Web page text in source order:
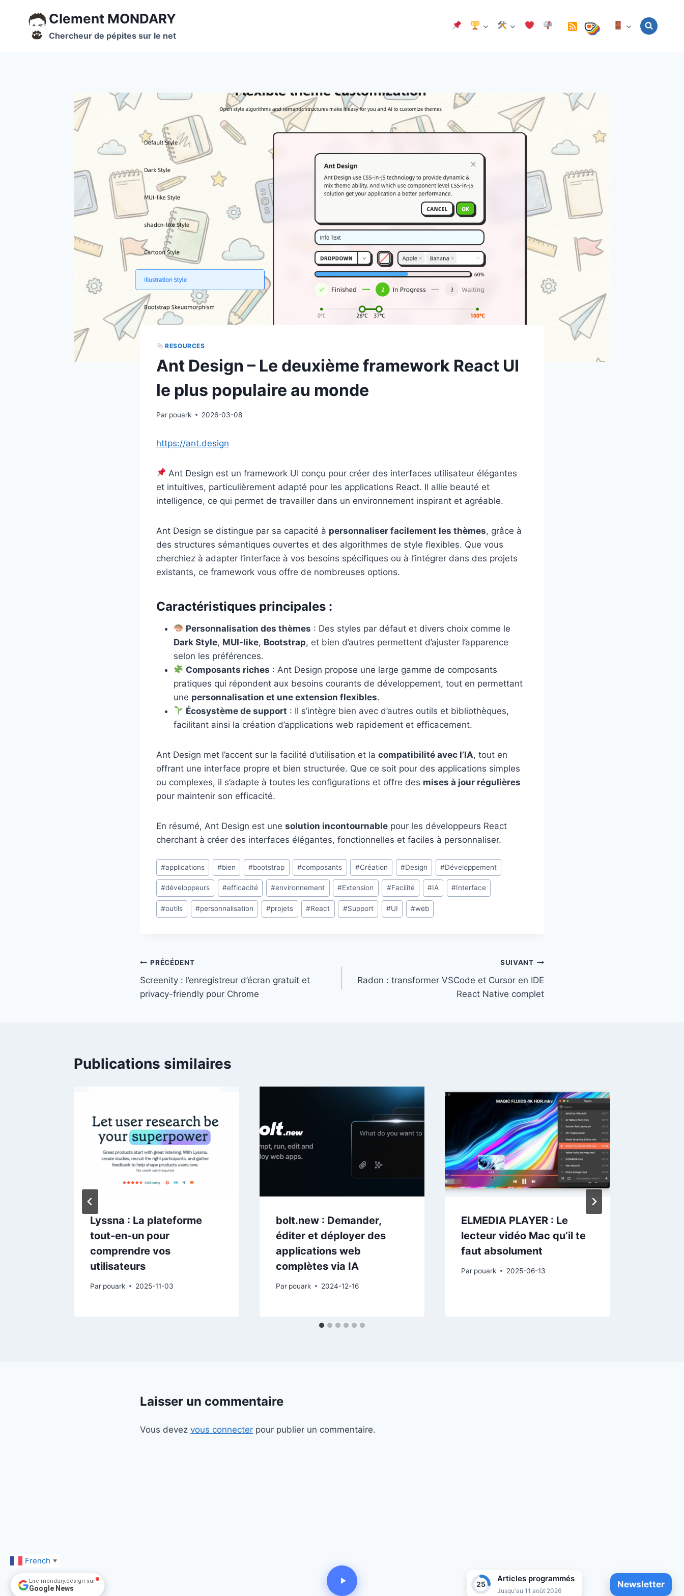
contenu
Clement MONDARY
Chercheur de pépites sur le net
RESOURCES
Ant Design – Le deuxième framework React UI
le plus populaire au monde
Par pouark 2026-03-08
https://ant.design
Ant Design est un framework UI conçu pour créer des interfaces utilisateur élégantes
et intuitives, particulièrement adapté pour les applications React. Il allie beauté et
intelligence, ce qui permet de travailler dans un environnement inspirant et agréable.
Ant Design se distingue par sa capacité à personnaliser facilement les thèmes, grâce à
des structures sémantiques ouvertes et des algorithmes de style flexibles. Que vous
cherchiez à adapter l’interface à vos besoins spécifiques ou à l’intégrer dans des projets
existants, ce framework vous offre de nombreuses options.
Caractéristiques principales :
Personnalisation des thèmes : Des styles par défaut et divers choix comme le
Dark Style, MUI-like, Bootstrap, et bien d’autres permettent d’ajuster l’apparence
selon les préférences.
Composants riches : Ant Design propose une large gamme de composants
pratiques qui répondent aux besoins courants de développement, tout en permettant
une personnalisation et une extension flexibles.
Écosystème de support : Il s’intègre bien avec d’autres outils et bibliothèques,
facilitant ainsi la création d’applications web rapidement et efficacement.
Ant Design met l’accent sur la facilité d’utilisation et la compatibilité avec l’IA, tout en
offrant une interface propre et bien structurée. Que ce soit pour des applications simples
ou complexes, il s’adapte à toutes les configurations et offre des mises à jour régulières
pour maintenir son efficacité.
En résumé, Ant Design est une solution incontournable pour les développeurs React
cherchant à créer des interfaces élégantes, fonctionnelles et faciles à personnaliser.
Étiquettes
de
la
publication :
#applications #bien #bootstrap #composants #Création #Design #Développement
#développeurs #efficacité #environnement #Extension #Facilité #IA #Interface
#outils #personnalisation #projets #React #Support #UI #web
Navigation
de
PRÉCÉDENT
Screenity : l’enregistreur d’écran gratuit et
privacy-friendly pour Chrome
SUIVANT
Radon : transformer VSCode et Cursor en IDE
React Native complet
Publications similaires
Lyssna : La plateforme
tout-en-un pour
comprendre vos
utilisateurs
Par pouark 2025-11-03
bolt.new : Demander,
éditer et déployer des
applications web
complètes via IA
Par pouark 2024-12-16
ELMEDIA PLAYER : Le
lecteur vidéo Mac qu’il te
faut absolument
Par pouark 2025-06-13
Laisser un commentaire
Vous devez vous connecter pour publier un commentaire.
Newsletter
French ▼
25
Articles programmés
Jusqu'au 11 août 2026
Lire mondary.design sur
Google News